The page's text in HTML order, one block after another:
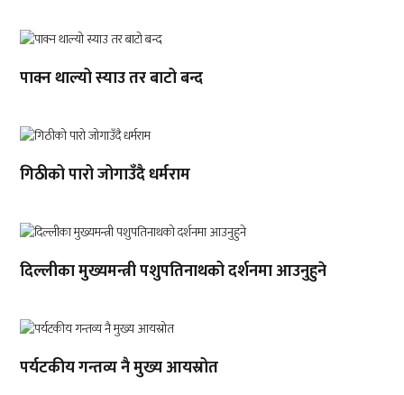
पाक्न थाल्यो स्याउ तर बाटो बन्द
गिठीको पारो जोगाउँदै धर्मराम
दिल्लीका मुख्यमन्त्री पशुपतिनाथको दर्शनमा आउनुहुने
पर्यटकीय गन्तव्य नै मुख्य आयस्रोत